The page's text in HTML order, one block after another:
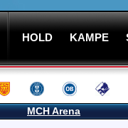
HOLD KAMPE
MCH Arena